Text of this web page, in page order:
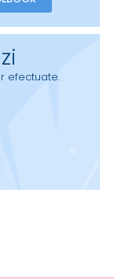
efectuate.